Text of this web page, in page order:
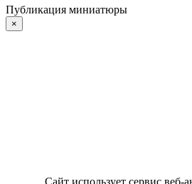
Публикация миниатюры
×
Сайт использует сервис веб-